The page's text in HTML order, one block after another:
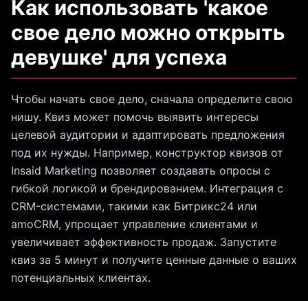
Как использовать 'какое
свое дело можно открыть
девушке' для успеха
Чтобы начать свое дело, сначала определите свою
нишу. Квиз может помочь выявить интересы
целевой аудитории и адаптировать предложения
под их нужды. Например, конструктор квизов от
Insaid Marketing позволяет создавать опросы с
гибкой логикой и брендированием. Интеграция с
CRM-системами, такими как Битрикс24 или
amoCRM, упрощает управление клиентами и
увеличивает эффективность продаж. Запустите
квиз за 5 минут и получите ценные данные о ваших
потенциальных клиентах.